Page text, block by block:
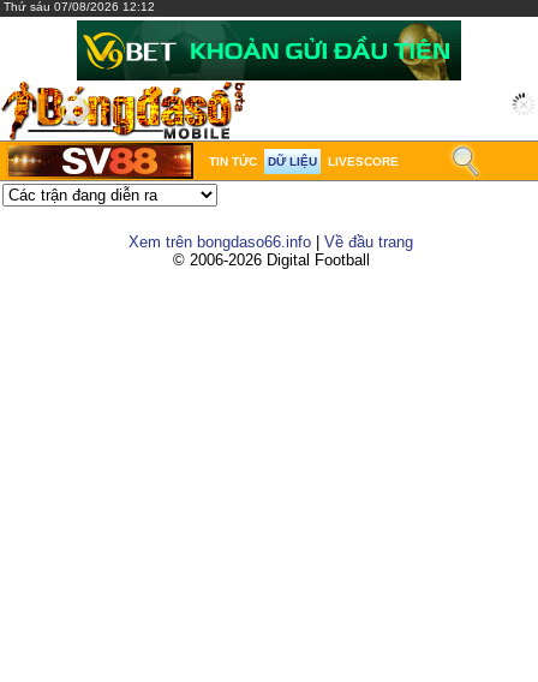
Thứ sáu 07/08/2026 12:12
TIN TỨC DỮ LIỆU LIVESCORE
Xem trên bongdaso66.info
Về đầu trang
© 2006-2026 Digital Football